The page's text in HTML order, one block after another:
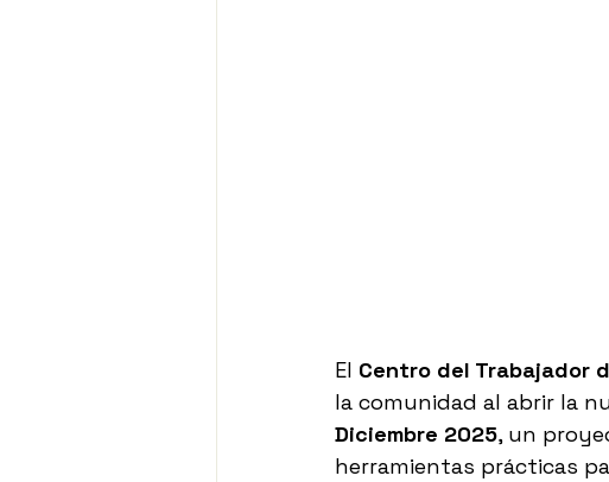
El Centro del Trabajador
la comunidad al abrir la
Diciembre 2025, un
herramientas prácticas